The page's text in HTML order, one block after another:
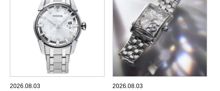
2026.08.03
2026.08.03